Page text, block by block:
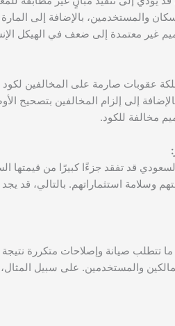
والمستخدمين، بالإضافة إلى
غير معتمدة إلى ضعف في الهيكل
عقوبات صارمة على المخالفين لكود
مخالفة للكود.
السعودي قد تفقد جزءًا كبيرًا من
وسلامة استثماراتهم. بالتالي، قد
ما تتطلب صيانة وإصلاحات متكررة
والمستخدمين. على سبيل